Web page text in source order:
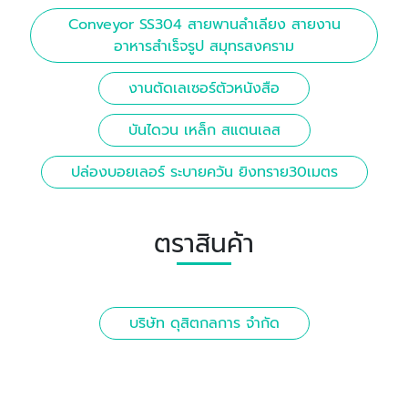
Conveyor SS304 สายพานลำเลียง สายงาน
อาหารสำเร็จรูป สมุทรสงคราม
งานตัดเลเซอร์ตัวหนังสือ
บันไดวน เหล็ก สแตนเลส
ปล่องบอยเลอร์ ระบายควัน ยิงทราย30เมตร
ตราสินค้า
บริษัท ดุสิตกลการ จำกัด